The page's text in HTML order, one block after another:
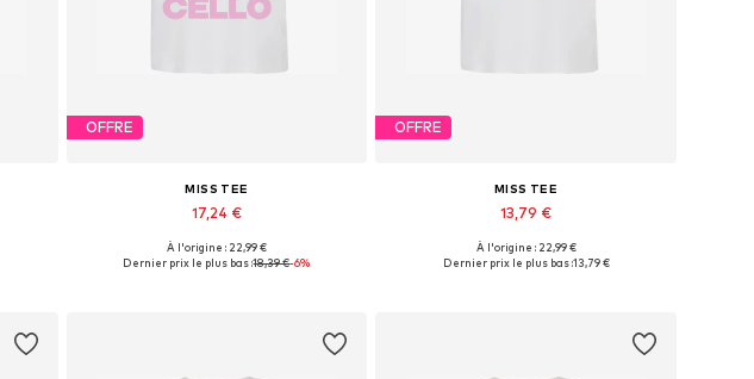
OFFRE
MISS TEE
17,24 €
Tailles disponibles: XS, S, M, XL, 5XL
À l'origine : 22,99 €
Dernier prix le plus bas :18,39 €-6%
OFFRE
MISS TEE
13,79 €
Tailles disponibles: XS, M, XXL, XXXL
À l'origine : 22,99 €
Dernier prix le plus bas :13,79 €